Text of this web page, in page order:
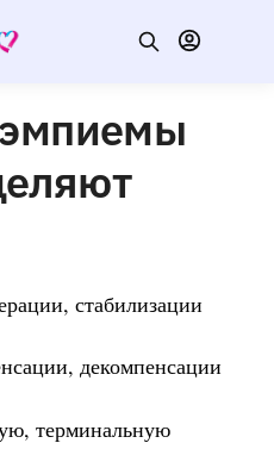
стабилизации
декомпенсации
терминальную